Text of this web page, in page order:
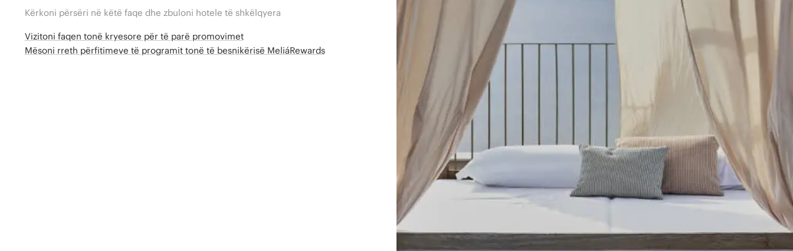
Kërkoni përsëri në këtë faqe dhe zbuloni hotele të shkëlqyera
Vizitoni faqen tonë kryesore për të parë promovimet
Mësoni rreth përfitimeve të programit tonë të besnikërisë MeliáRewards